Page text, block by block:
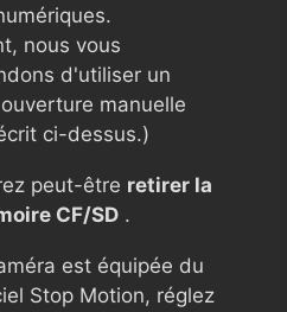
nous vous
d'utiliser un
manuelle
ci-dessus.)
peut-être retirer la
CF/SD .
est équipée du
Stop Motion, réglez